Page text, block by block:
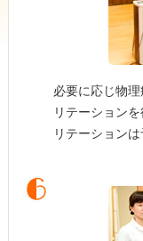
必要に応じ物
リテーション
リテーションは